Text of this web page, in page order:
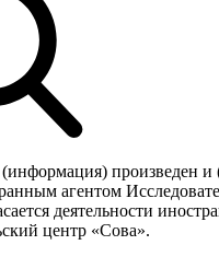
произведен и
агентом
деятельности
центр «Сова».